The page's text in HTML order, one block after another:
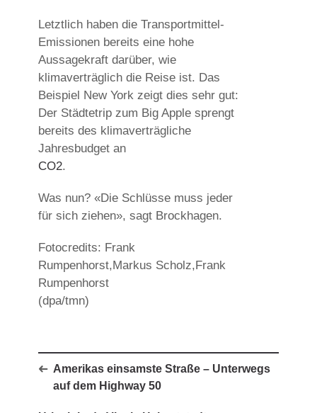
Letztlich haben die Transportmittel-
Emissionen bereits eine hohe
Aussagekraft darüber, wie
klimaverträglich die Reise ist. Das
Beispiel New York zeigt dies sehr gut:
Der Städtetrip zum Big Apple sprengt
bereits des klimaverträgliche
Jahresbudget an
CO2.
Was nun? «Die Schlüsse muss jeder
für sich ziehen», sagt Brockhagen.
Fotocredits: Frank
Rumpenhorst,Markus Scholz,Frank
Rumpenhorst
(dpa/tmn)
Amerikas einsamste Straße – Unterwegs
auf dem Highway 50